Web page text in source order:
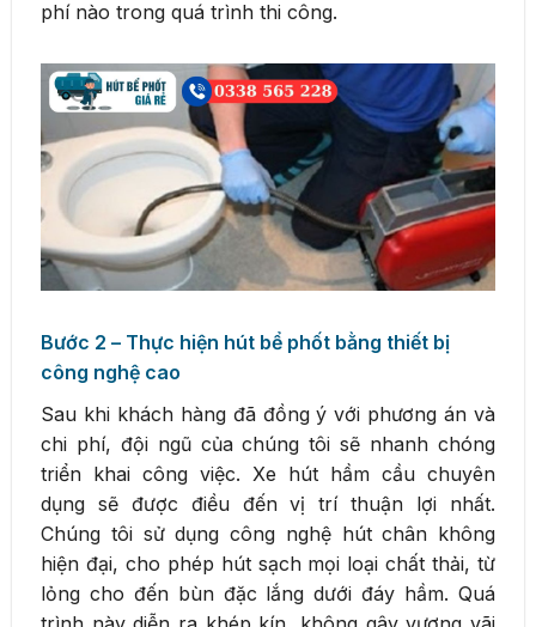
phí nào trong quá trình thi công.
Bước 2 – Thực hiện hút bể phốt bằng thiết bị
công nghệ cao
Sau khi khách hàng đã đồng ý với phương án và
chi phí, đội ngũ của chúng tôi sẽ nhanh chóng
triển khai công việc. Xe hút hầm cầu chuyên
dụng sẽ được điều đến vị trí thuận lợi nhất.
Chúng tôi sử dụng công nghệ hút chân không
hiện đại, cho phép hút sạch mọi loại chất thải, từ
lỏng cho đến bùn đặc lắng dưới đáy hầm. Quá